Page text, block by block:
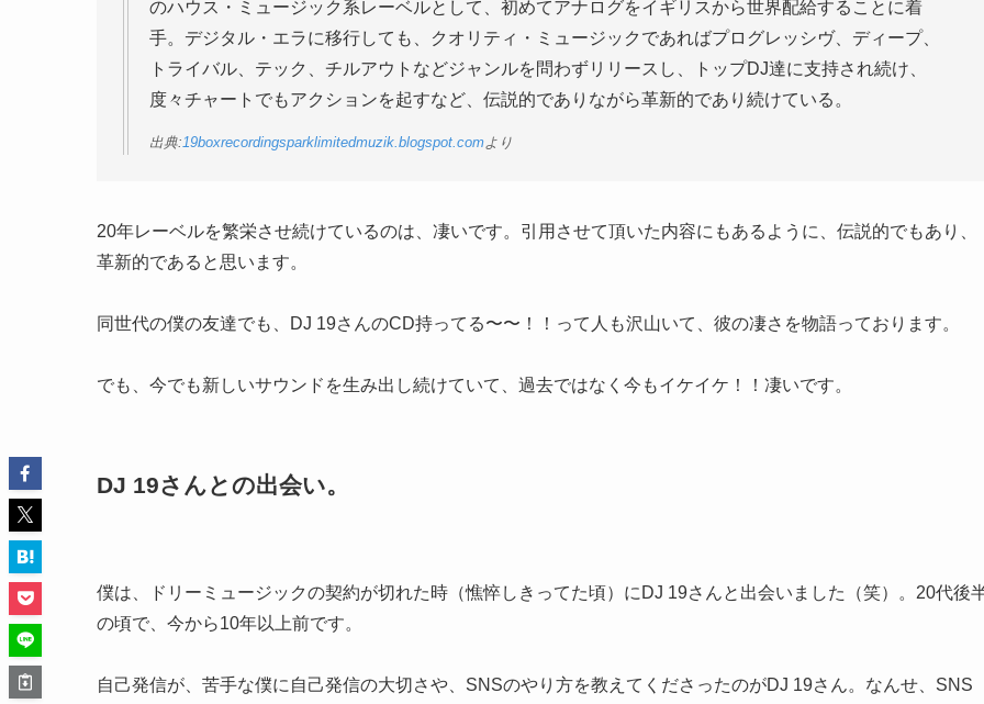
のハウス・ミュージック系レーベルとして、初めてアナログをイギリスから世界配給することに着
手。デジタル・エラに移行しても、クオリティ・ミュージックであればプログレッシヴ、ディープ、
トライバル、テック、チルアウトなどジャンルを問わずリリースし、トップDJ達に支持され続け、
度々チャートでもアクションを起すなど、伝説的でありながら革新的であり続けている。
出典: 19boxrecordingsparklimitedmuzik.blogspot.comより
20年レーベルを繁栄させ続けているのは、凄いです。引用させて頂いた内容にもあるように、伝説的でもあり、
革新的であると思います。
同世代の僕の友達でも、DJ 19さんのCD持ってる〜〜！！って人も沢山いて、彼の凄さを物語っております。
でも、今でも新しいサウンドを生み出し続けていて、過去ではなく今もイケイケ！！凄いです。
DJ 19さんとの出会い。
僕は、ドリーミュージックの契約が切れた時（憔悴しきってた頃）にDJ 19さんと出会いました（笑）。20代後
の頃で、今から10年以上前です。
自己発信が、苦手な僕に自己発信の大切さや、SNSのやり方を教えてくださったのがDJ 19さん。なんせ、SNS